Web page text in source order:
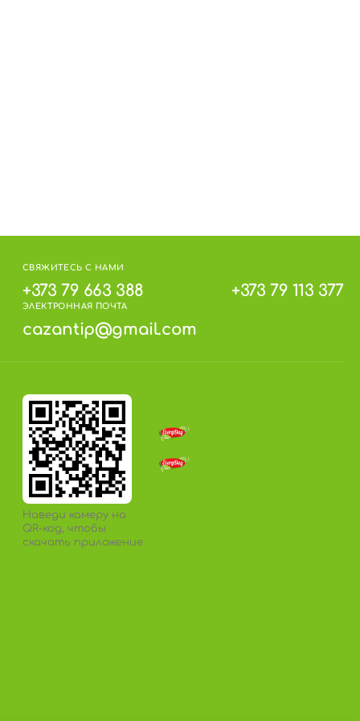
до 18°С (без резких колебаний) и
упаковке.
СВЯЖИТЕСЬ С НАМИ
+373 79 663 388 +373 79 113 377
ЭЛЕКТРОННАЯ ПОЧТА
cazantip@gmail.com
Наведи камеру на
QR-код, чтобы
скачать приложение